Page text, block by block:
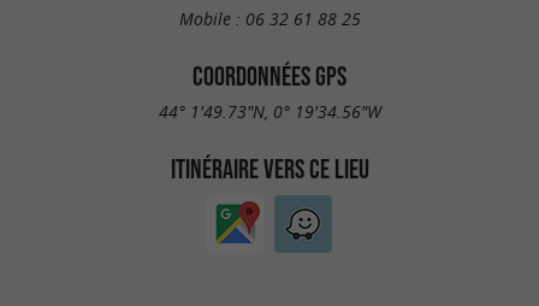
Mobile : 06 32 61 88 25
COORDONNÉES GPS
44° 1'49.73"N, 0° 19'34.56"W
ITINÉRAIRE VERS CE LIEU